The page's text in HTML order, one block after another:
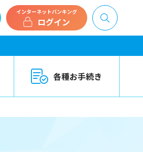
インターネットバンキング
ログイン
各種お手続き